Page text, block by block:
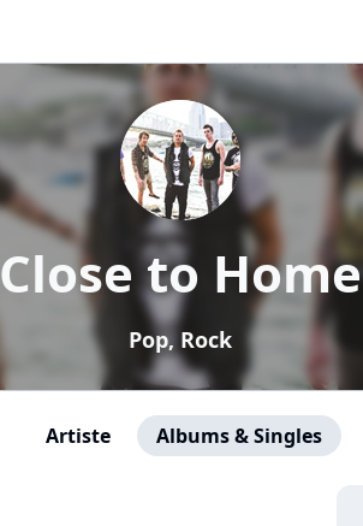
Close to Home
Pop, Rock
Artiste Albums & Singles